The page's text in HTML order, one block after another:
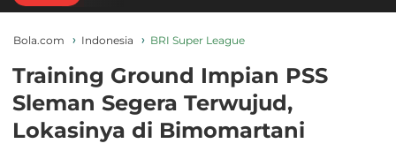
Bola.com Indonesia BRI Super League
Training Ground Impian PSS
Sleman Segera Terwujud,
Lokasinya di Bimomartani